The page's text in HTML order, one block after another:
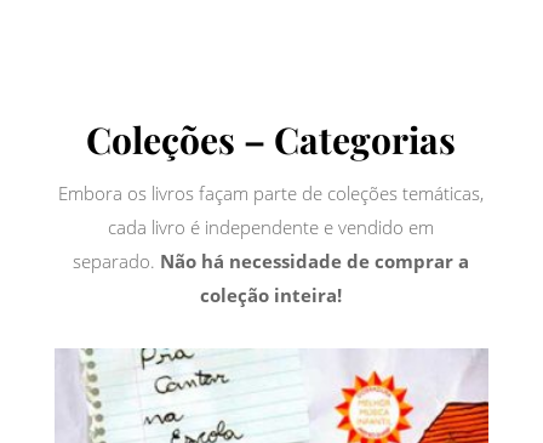
Coleções – Categorias
Embora os livros façam parte de coleções temáticas,
cada livro é independente e vendido em
separado. Não há necessidade de comprar a
coleção inteira!